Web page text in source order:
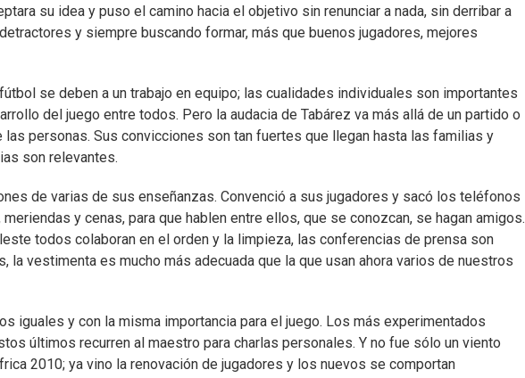
su idea y puso el camino hacia el objetivo sin renunciar a nada, sin derribar a
y siempre buscando formar, más que buenos jugadores, mejores
se deben a un trabajo en equipo; las cualidades individuales son importantes
del juego entre todos. Pero la audacia de Tabárez va más allá de un partido o
las personas. Sus convicciones son tan fuertes que llegan hasta las familias y
son relevantes.
de varias de sus enseñanzas. Convenció a sus jugadores y sacó los teléfonos
y cenas, para que hablen entre ellos, que se conozcan, se hagan amigos.
todos colaboran en el orden y la limpieza, las conferencias de prensa son
la vestimenta es mucho más adecuada que la que usan ahora varios de nuestros
iguales y con la misma importancia para el juego. Los más experimentados
últimos recurren al maestro para charlas personales. Y no fue sólo un viento
2010; ya vino la renovación de jugadores y los nuevos se comportan